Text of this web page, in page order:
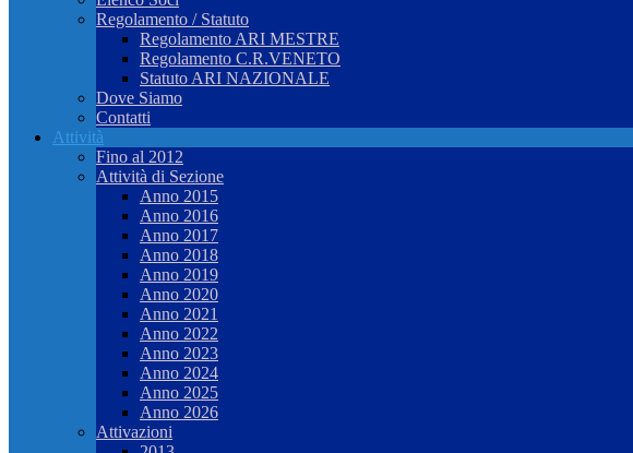
Regolamento / Statuto
Regolamento ARI MESTRE
Regolamento C.R.VENETO
Statuto ARI NAZIONALE
Dove Siamo
Contatti
Attività
Fino al 2012
Attività di Sezione
Anno 2015
Anno 2016
Anno 2017
Anno 2018
Anno 2019
Anno 2020
Anno 2021
Anno 2022
Anno 2023
Anno 2024
Anno 2025
Anno 2026
Attivazioni